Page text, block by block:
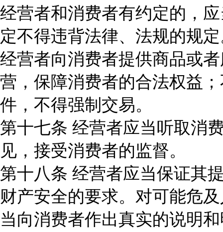
经营者和消费者有约定的，
定不得违背法律、法规的规
经营者向消费者提供商品或
营，保障消费者的合法权益
件，不得强制交易。
第十七条 经营者应当听取消
见，接受消费者的监督。
第十八条 经营者应当保证其
财产安全的要求。对可能危
当向消费者作出真实的说明